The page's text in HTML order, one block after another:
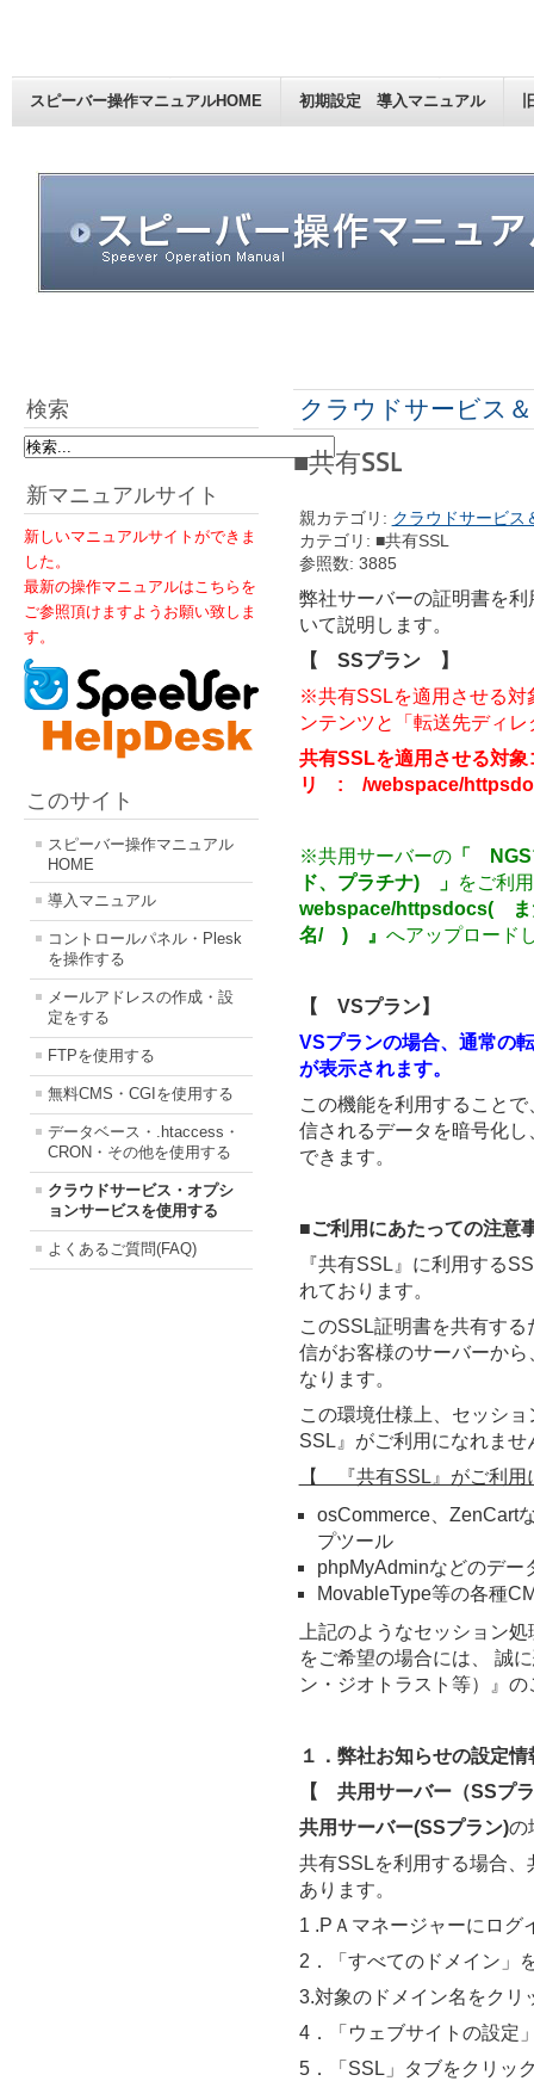
スピーバー操作マニュアルHOME 初期設定 導入マニュアル
検索
新マニュアルサイト
新しいマニュアルサイトができま
した。
最新の操作マニュアルはこちらを
ご参照頂けますようお願い致しま
す。
このサイト
スピーバー操作マニュアル
HOME
導入マニュアル
コントロールパネル・Plesk
を操作する
メールアドレスの作成・設
定をする
FTPを使用する
無料CMS・CGIを使用する
データベース・.htaccess・
CRON・その他を使用する
クラウドサービス・オプシ
ョンサービスを使用する
よくあるご質問(FAQ)
クラウドサービス
■共有SSL
親カテゴリ: クラウドサービス
カテゴリ: ■共有SSL
参照数: 3885
弊社サーバーの証明書を
いて説明します。
【 SSプラン 】
※共有SSLを適用させる対
ンテンツと「転送先ディ
共有SSLを適用させる対
リ : /webspace/
※共用サーバーの「 NGS
ド、プラチナ) 」 をご利
webspace/httpsdocs( ま
名/ ) 』 へアップロード
【 VSプラン】
VSプランの場合、通常の
が表示されます。
この機能を利用すること
信されるデータを暗号化
できます。
■ご利用にあたっての注意
『共有SSL』に利用する
れております。
このSSL証明書を共有す
信がお客様のサーバーか
なります。
この環境仕様上、セッシ
SSL』がご利用になれませ
【 『共有SSL』がご利
osCommerce、ZenCart
プツール
phpMyAdminなどのデー
MovableType等の各種
上記のようなセッション
をご希望の場合には、 誠
ン・ジオトラスト等）』
１．弊社お知らせの設定
【 共用サーバー（SSプ
共用サーバー(SSプラン)の
共有SSLを利用する場合
あります。
1 .PＡマネージャーにログ
2．「すべてのドメイン」
3.対象のドメイン名をクリ
4．「ウェブサイトの設定
5．「SSL」タブをクリッ